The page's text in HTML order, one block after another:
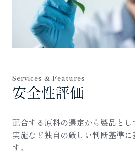
Services & Features
安全性評価
配合する原料の選定から製品と
実施など独自の厳しい判断基準に
す。